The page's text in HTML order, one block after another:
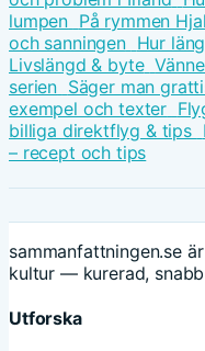
lumpen På rymmen
och sanningen Hur
Livslängd & byte
serien Säger man
exempel och texter
billiga direktflyg & tips
– recept och tips
sammanfattningen.se
kultur — kurerad,
Utforska